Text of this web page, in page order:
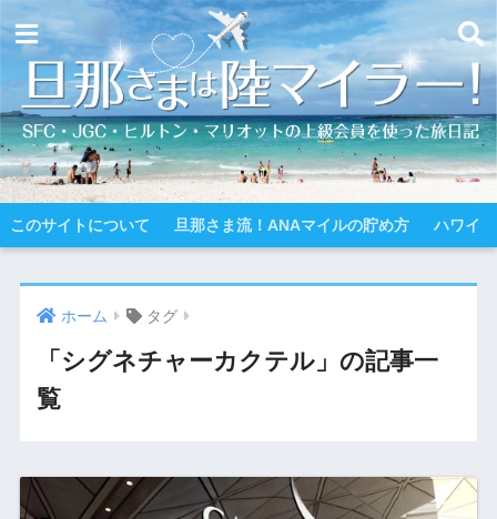
このサイトについて 旦那さま流！ANAマイルの貯め方 ハワイ
ホーム タグ
「シグネチャーカクテル」の記事一
覧